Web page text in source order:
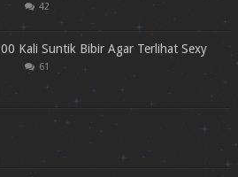
42
Kali Suntik Bibir Agar Terlihat Sexy
61